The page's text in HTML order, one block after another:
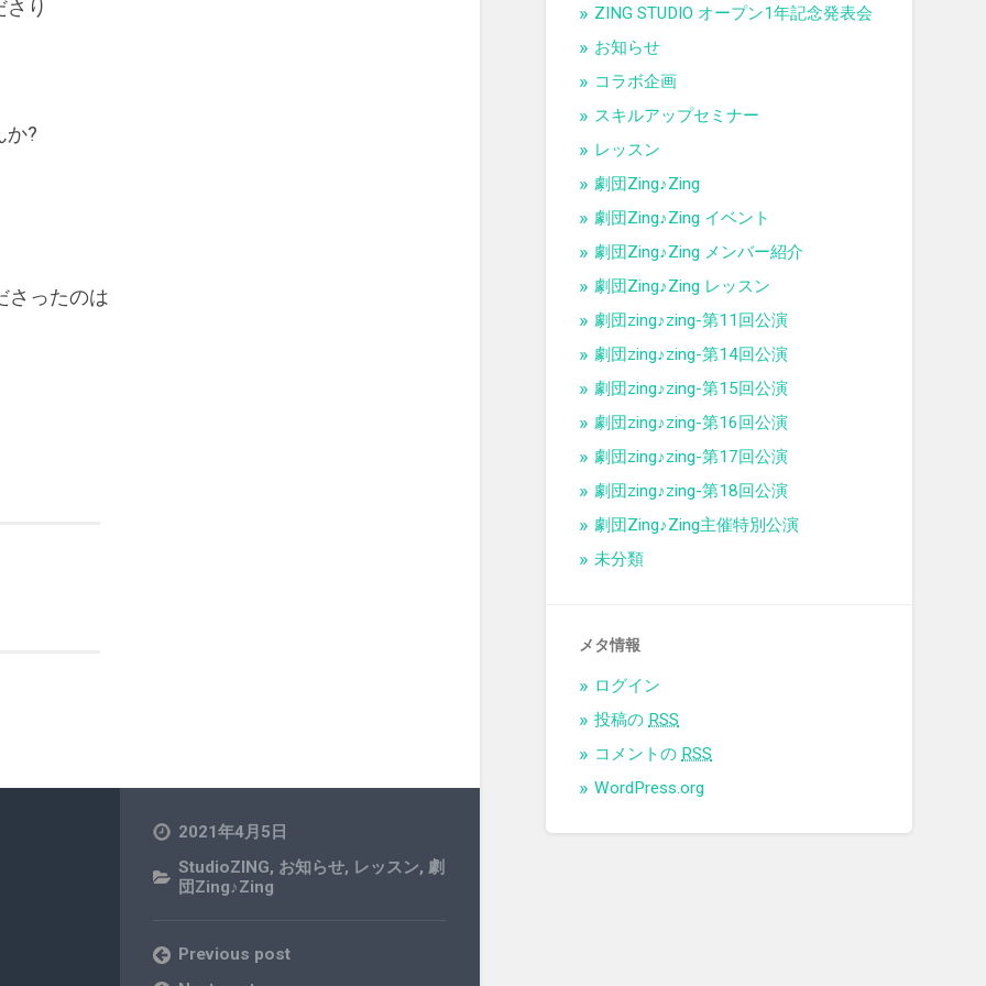
り
か?
さったのは
2021年4月5日
StudioZING, お知らせ, レッスン, 劇
団Zing♪Zing
Previous post
ZING STUDIO オープン1年記念発表会
お知らせ
コラボ企画
スキルアップセミナー
レッスン
劇団Zing♪Zing
劇団Zing♪Zing イベント
劇団Zing♪Zing メンバー紹介
劇団Zing♪Zing レッスン
劇団zing♪zing-第11回公演
劇団zing♪zing-第14回公演
劇団zing♪zing-第15回公演
劇団zing♪zing-第16回公演
劇団zing♪zing-第17回公演
劇団zing♪zing-第18回公演
劇団Zing♪Zing主催特別公演
未分類
メタ情報
ログイン
投稿の RSS
コメントの RSS
WordPress.org